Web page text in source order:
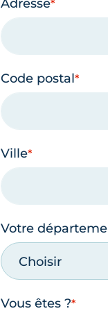
Adresse
Code postal
Ville
Votre
Choisir
Vous êtes ?